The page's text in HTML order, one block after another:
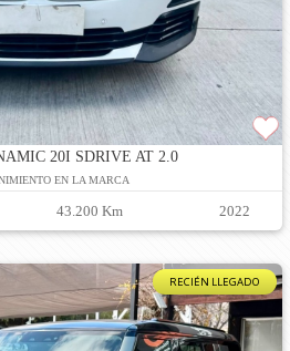
20I SDRIVE AT 2.0
EN LA MARCA
43.200 Km 2022
RECIÉN LLEGADO